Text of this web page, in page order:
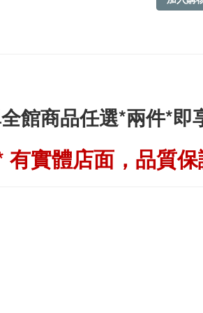
館商品任選*兩件*即
有實體店面，品質